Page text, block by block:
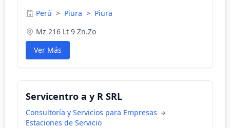
Perú > Piura > Piura
Mz 216 Lt 9 Zn.Zo
Ver Más
Servicentro a y R SRL
Consultoría y Servicios para Empresas
Estaciones de Servicio